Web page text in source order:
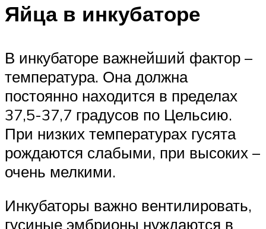
Яйца в инкубаторе
В инкубаторе важнейший фактор –
температура. Она должна
постоянно находится в пределах
37,5-37,7 градусов по Цельсию.
При низких температурах гусята
рождаются слабыми, при высоких –
очень мелкими.
Инкубаторы важно вентилировать,
гусиные эмбрионы нуждаются в